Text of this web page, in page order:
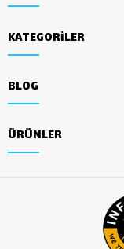
KATEGORİLER
BLOG
ÜRÜNLER